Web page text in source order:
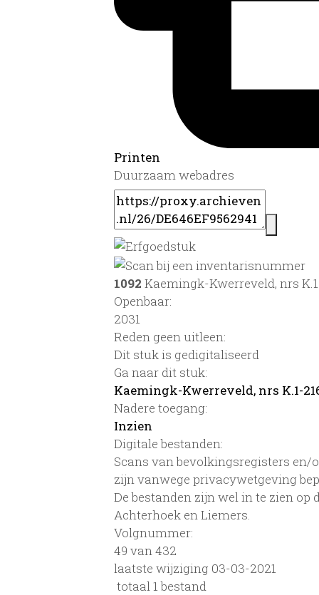
Printen
Duurzaam webadres
1092 Kaemingk-Kwerreveld, nrs
Openbaar:
2031
Reden geen uitleen:
Dit stuk is gedigitaliseerd
Ga naar dit stuk:
Kaemingk-Kwerreveld, nrs K.1-
Nadere toegang:
Inzien
Digitale bestanden:
Scans van bevolkingsregisters en/
zijn vanwege privacywetgeving
De bestanden zijn wel in te zien
Achterhoek en Liemers.
Volgnummer:
49 van 432
laatste wijziging 03-03-2021
totaal 1 bestand